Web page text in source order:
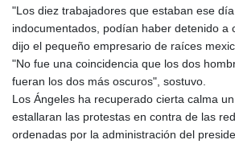
"Los diez trabajadores que estaban ese
indocumentados, podían haber detenido a
dijo el pequeño empresario de raíces
"No fue una coincidencia que los dos
fueran los dos más oscuros", sostuvo.
Los Ángeles ha recuperado cierta calma
estallaran las protestas en contra de las
ordenadas por la administración del